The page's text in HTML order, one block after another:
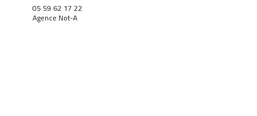
05 59 62 17 22
Agence Not-A